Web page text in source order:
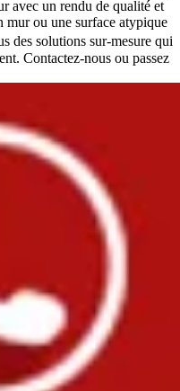
avec un rendu de qualité et
mur ou une surface atypique
des solutions sur-mesure qui
Contactez-nous ou passez